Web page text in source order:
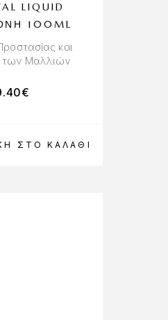
ΣΤΟ ΚΑΛΆΘΙ
LIQUID
100ML
και
των Μαλλιών
€